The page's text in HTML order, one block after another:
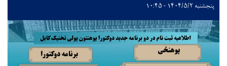
پنجشنبه ۱۴۰۴/۵/۲ - ۱۰:۴۵